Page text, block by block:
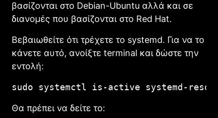
βασίζονται στο Debian-Ubuntu αλλά και σε
διανομές που βασίζονται στο Red Hat.
Βεβαιωθείτε ότι τρέχετε το systemd. Για να το
κάνετε αυτό, ανοίξτε terminal και δώστε την
εντολή:
sudo systemctl is-active systemd-
Θα πρέπει να δείτε το: